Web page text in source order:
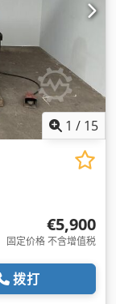
1 / 15
€5,900
固定价格 不含增值税
拨打